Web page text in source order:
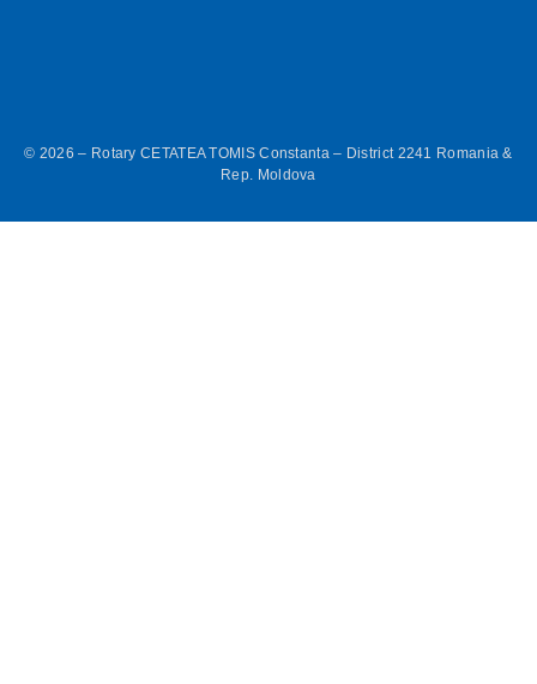
© 2026 – Rotary CETATEA TOMIS Constanta – District 2241 Romania &
Rep. Moldova